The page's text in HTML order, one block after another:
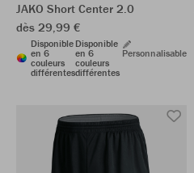
JAKO Short Center 2.0
dès 29,99 €
Disponible
en 6
couleurs
différentes
Disponible
en 6
couleurs
différentes
Personnalisable